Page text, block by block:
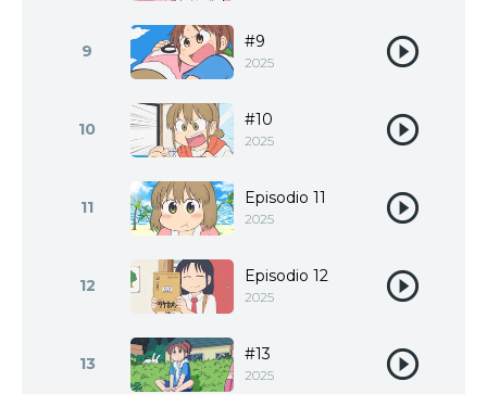
9 #9
2025
10 #10
2025
11 Episodio 11
2025
12 Episodio 12
2025
13 #13
2025